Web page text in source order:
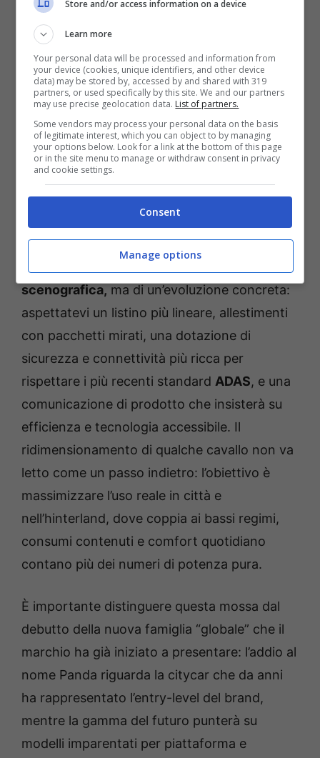
La Fiat Panda cambia il nome: cosa sappiamo e cosa
cambierà per davvero (ANSA) Uspms.it
Non si tratterà di una rivoluzione
scenografica, ma di un’evoluzione concreta:
aspettatevi un listino più lineare, allestimenti
con pacchetti mirati, una dotazione di
sicurezza e connettività più ricca per
rispettare i più recenti standard ADAS, e una
comunicazione di prodotto che insisterà su
efficienza e tecnologia accessibile. Il
ridimensionamento di qualche cavallo non va
letto come un passo indietro: l’obiettivo è
massimizzare l’uso reale in città e
nell’hinterland, dove coppia ai bassi regimi,
consumi contenuti e comfort quotidiano
contano più dei numeri di potenza pura.
È importante distinguere questa mossa dal
debutto della nuova famiglia “globale” che il
marchio ha già iniziato a presentare: l’addio al
nome Panda riguarda la citycar che da anni
ha rappresentato l’entry-level del brand,
mentre la gamma del futuro punterà su
modelli imparentati per piattaforma e
Store and/or access information on a device
Learn more
Your personal data will be processed and information from
your device (cookies, unique identifiers, and other device
data) may be stored by, accessed by and shared with 319
partners, or used specifically by this site. We and our partners
may use precise geolocation data. List of partners.
Some vendors may process your personal data on the basis
of legitimate interest, which you can object to by managing
your options below. Look for a link at the bottom of this page
or in the site menu to manage or withdraw consent in privacy
and cookie settings.
Consent
Manage options